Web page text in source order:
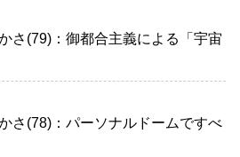
さ(79)：御都合主義による「宇宙
さ(78)：パーソナルドームですべ